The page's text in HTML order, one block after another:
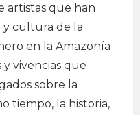
artistas que han
y cultura de la
en la Amazonía
vivencias que
sobre la
tiempo, la historia,